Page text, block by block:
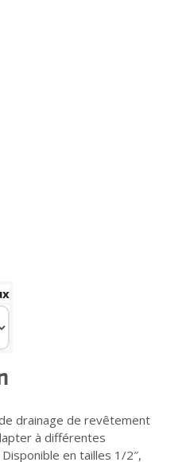
drainage de revêtement
à différentes
en tailles 1/2″,